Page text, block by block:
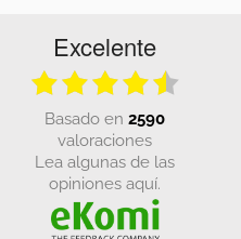
Excelente
basado en 2590
valoraciones
Lea algunas de las
opiniones aquí.